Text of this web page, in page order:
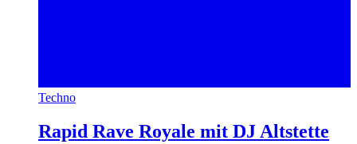
Techno
Rapid Rave Royale mit DJ Altstette